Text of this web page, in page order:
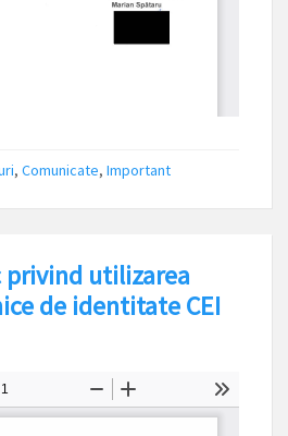
, Comunicate, Important
privind utilizarea
de identitate CEI